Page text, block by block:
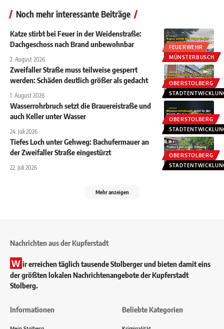
Noch mehr interessante Beiträge
FEUERWEHR
MÜNSTERBUSCH
Katze stirbt bei Feuer in der Weidenstraße:
Dachgeschoss nach Brand unbewohnbar
2. August 2026
OBERSTOLBERG
Zweifaller Straße muss teilweise gesperrt
werden: Schäden deutlich größer als gedacht
1. August 2026
OBERSTOLBERG
Wasserrohrbruch setzt die Brauereistraße und
auch Keller unter Wasser
24. Juli 2026
OBERSTOLBERG
Tiefes Loch unter Gehweg: Bachufermauer an
der Zweifaller Straße eingestürzt
22. Juli 2026
Mehr anzeigen
Nachrichten aus der Kupferstadt
W ir erreichen täglich tausende Stolberger und bieten damit eins
der größten lokalen Nachrichtenangebote der Kupferstadt
Stolberg.
Informationen Beliebte Kategorien